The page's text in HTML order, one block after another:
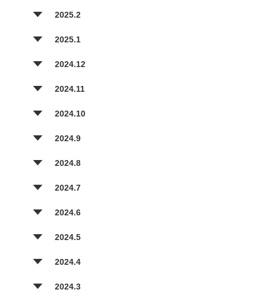
2025.2
2025.1
2024.12
2024.11
2024.10
2024.9
2024.8
2024.7
2024.6
2024.5
2024.4
2024.3